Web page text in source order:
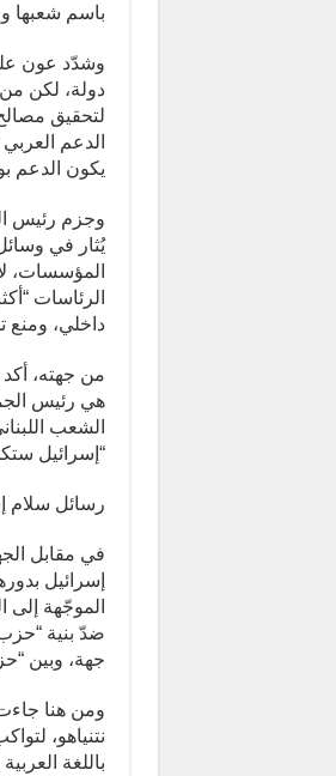
باسم شعبها
وشدّد عون
دولة، لكن
لتحقيق
الدعم
يكون الدعم
وجزم رئيس
يُثار في
المؤسسات،
الرئاسات
داخلي، ومنع
من جهته،
هي رئيس
الشعب
“إسرائيل
رسائل سلام
في مقابل
إسرائيل
الموجّهة إلى
ضدّ بنية
جهة، وبين
ومن هنا
نتنياهو،
باللغة